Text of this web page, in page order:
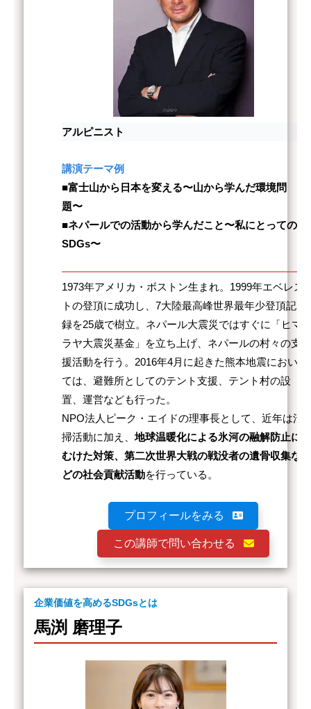
アルピニスト
講演テーマ例
■富士山から日本を変える〜山から学んだ環境問
題〜
■ネパールでの活動から学んだこと〜私にとっての
SDGs〜
1973年アメリカ・ボストン生まれ。1999年エベレス
トの登頂に成功し、7大陸最高峰世界最年少登頂記
録を25歳で樹立。ネパール大震災ではすぐに「ヒマ
ラヤ大震災基金」を立ち上げ、ネパールの村々の支
援活動を行う。2016年4月に起きた熊本地震におい
ては、避難所としてのテント支援、テント村の設
置、運営なども行った。
NPO法人ピーク・エイドの理事長として、近年は清
掃活動に加え、地球温暖化による氷河の融解防止に
むけた対策、第二次世界大戦の戦没者の遺骨収集な
どの社会貢献活動を行っている。
プロフィールをみる
この講師で問い合わせる
企業価値を高めるSDGsとは
馬渕 磨理子